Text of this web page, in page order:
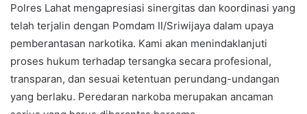
Polres Lahat mengapresiasi sinergitas dan koordinasi yang
telah terjalin dengan Pomdam II/Sriwijaya dalam upaya
pemberantasan narkotika. Kami akan menindaklanjuti
proses hukum terhadap tersangka secara profesional,
transparan, dan sesuai ketentuan perundang-undangan
yang berlaku. Peredaran narkoba merupakan ancaman